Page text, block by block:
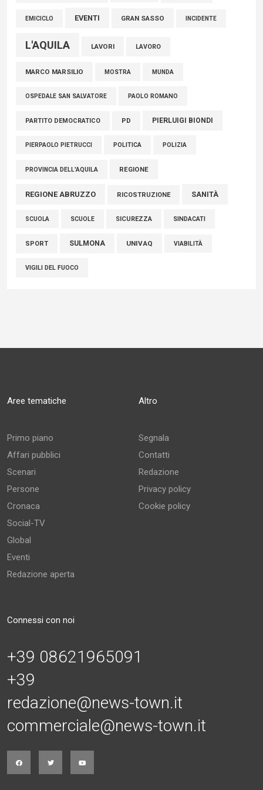
EMICICLO EVENTI GRAN SASSO INCIDENTE
L'AQUILA LAVORI LAVORO
MARCO MARSILIO MOSTRA MUNDA
OSPEDALE SAN SALVATORE PAOLO ROMANO
PARTITO DEMOCRATICO PD PIERLUIGI BIONDI
PIERPAOLO PIETRUCCI POLITICA POLIZIA
PROVINCIA DELL'AQUILA REGIONE
REGIONE ABRUZZO RICOSTRUZIONE SANITÀ
SCUOLA SCUOLE SICUREZZA SINDACATI
SPORT SULMONA UNIVAQ VIABILITÀ
VIGILI DEL FUOCO
Aree tematiche
Primo piano
Affari pubblici
Scenari
Persone
Cronaca
Social-TV
Global
Eventi
Redazione aperta
Altro
Segnala
Contatti
Redazione
Privacy policy
Cookie policy
Connessi con noi
+39 08621965091
+39
redazione@news-town.it
commerciale@news-town.it